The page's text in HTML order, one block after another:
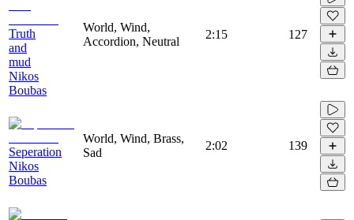
Truth
and
mud
Nikos
Boubas
World, Wind,
Accordion, Neutral
2:15 127
Seperation
Nikos
Boubas
World, Wind, Brass,
Sad
2:02 139